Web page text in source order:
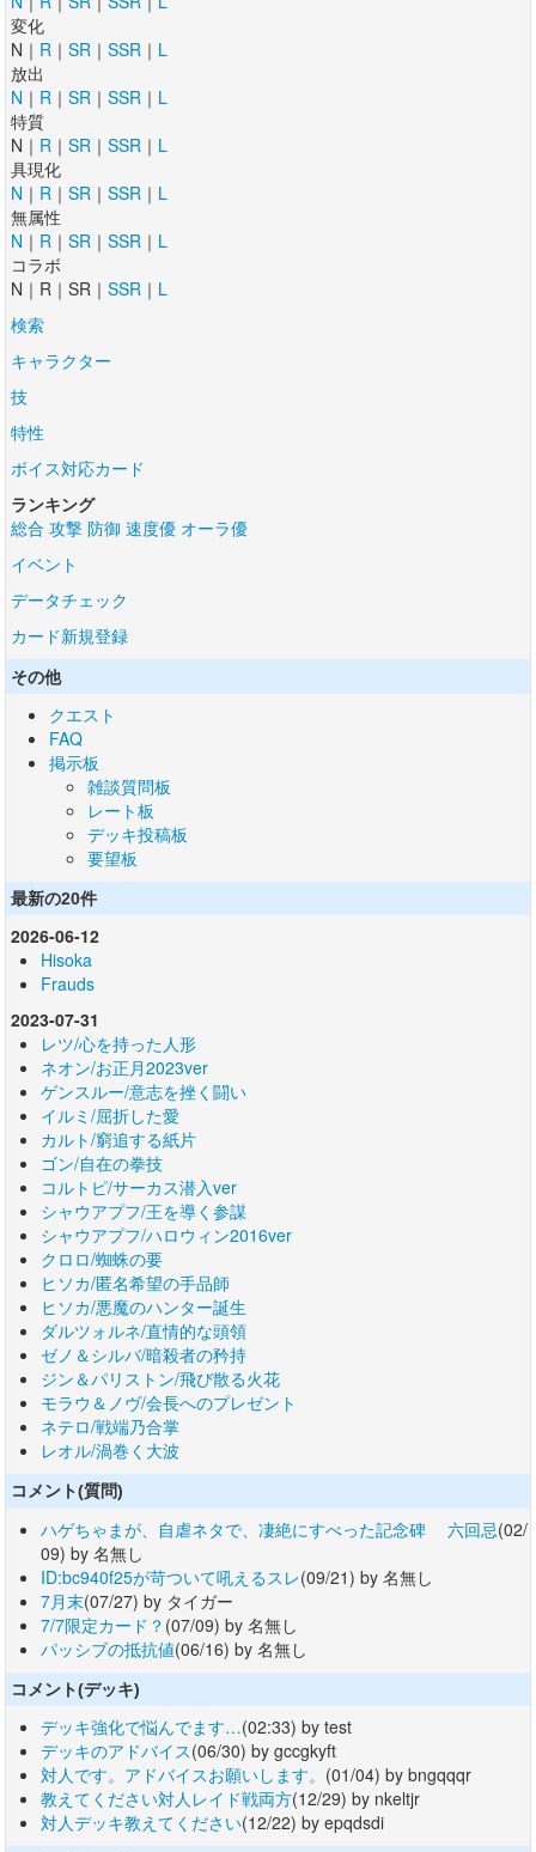
変化
N｜ R ｜ SR ｜ SSR ｜ L
放出
N ｜ R ｜ SR ｜ SSR ｜ L
特質
N｜ R ｜ SR ｜ SSR ｜ L
具現化
N ｜ R ｜ SR ｜ SSR ｜ L
無属性
N ｜ R ｜ SR ｜ SSR ｜ L
コラボ
N｜R｜SR｜ SSR ｜ L
検索
キャラクター
技
特性
ボイス対応カード
ランキング
総合 攻撃 防御 速度優 オーラ優
イベント
データチェック
カード新規登録
その他
クエスト
FAQ
掲示板
雑談質問板
レート板
デッキ投稿板
要望板
最新の20件
2026-06-12
Hisoka
Frauds
2023-07-31
レツ/心を持った人形
ネオン/お正月2023ver
ゲンスルー/意志を挫く闘い
イルミ/屈折した愛
カルト/窮追する紙片
ゴン/自在の拳技
コルトピ/サーカス潜入ver
シャウアプフ/王を導く参謀
シャウアプフ/ハロウィン2016ver
クロロ/蜘蛛の要
ヒソカ/匿名希望の手品師
ヒソカ/悪魔のハンター誕生
ダルツォルネ/直情的な頭領
ゼノ＆シルバ/暗殺者の矜持
ジン＆パリストン/飛び散る火花
モラウ＆ノヴ/会長へのプレゼント
ネテロ/戦端乃合掌
レオル/渦巻く大波
コメント(質問)
ハゲちゃまが、自虐ネタで、凄絶にすべった記念碑 六回忌(02/
09) by 名無し
ID:bc940f25が苛ついて吼えるスレ(09/21) by 名無し
7月末(07/27) by タイガー
7/7限定カード？ (07/09) by 名無し
パッシブの抵抗値(06/16) by 名無し
コメント(デッキ)
デッキ強化で悩んでます…(02:33) by test
デッキのアドバイス(06/30) by gccgkyft
対人です。アドバイスお願いします。 (01/04) by bngqqqr
教えてください対人レイド戦両方(12/29) by nkeltjr
対人デッキ教えてください(12/22) by epqdsdi